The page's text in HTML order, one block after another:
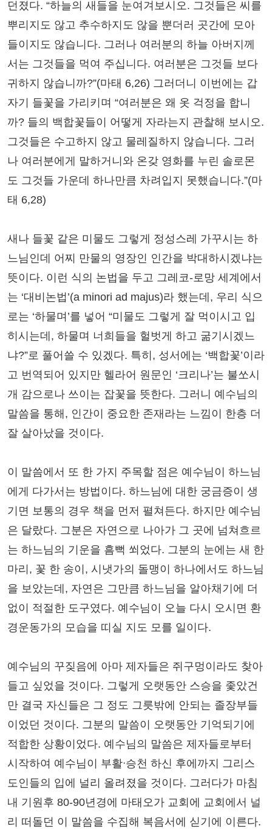
던졌다. “하늘의 새들을 눈여겨보시오. 그것들은 씨를
뿌리지도 않고 추수하지도 않을 뿐더러 곳간에 모아
들이지도 않습니다. 그러나 여러분의 하늘 아버지께
서는 그것들을 먹여 주십니다. 여러분은 그것들 보다
귀하지 않습니까?”(마태 6,26) 그러더니 이번에는 갑
자기 들꽃을 가리키며 “여러분은 왜 옷 걱정을 합니
까? 들의 백합꽃들이 어떻게 자라는지 관찰해 보시오.
그것들은 수고하지 않고 물레질하지 않습니다. 그러
나 여러분에게 말하거니와 온갖 영화를 누린 솔로몬
도 그것들 가운데 하나만큼 차려입지 못했습니다.”(마
태 6,28)
새나 들꽃 같은 미물도 그렇게 정성스레 가꾸시는 하
느님인데 어찌 만물의 영장인 인간을 박대하시겠냐는
뜻이다. 이런 식의 논법을 두고 그레코-로망 세계에서
는 ‘대비논법’(a minori ad majus)라 했는데, 우리 식으
로는 ‘하물며’를 넣어 “미물도 그렇게 잘 먹이시고 입
히시는데, 하물며 너희들을 헐벗게 하고 굶기시겠느
냐?”로 풀어쓸 수 있겠다. 특히, 성서에는 ‘백합꽃’이라
고 번역되어 있지만 헬라어 원문인 ‘크리나’는 불쏘시
개 감으로나 쓰이는 잡꽃을 뜻한다. 그러니 예수님의
말씀을 통해, 인간이 중요한 존재라는 느낌이 한층 더
잘 살아났을 것이다.
이 말씀에서 또 한 가지 주목할 점은 예수님이 하느님
에게 다가서는 방법이다. 하느님에 대한 궁금증이 생
기면 보통의 경우 책을 먼저 펼쳐든다. 하지만 예수님
은 달랐다. 그분은 자연으로 나아가 그 곳에 넘쳐흐르
는 하느님의 기운을 흠뻑 쐬었다. 그분의 눈에는 새 한
마리, 꽃 한 송이, 시냇가의 돌맹이 하나에서도 하느님
을 보았는데, 자연은 그만큼 하느님을 알아채기에 더
없이 적절한 도구였다. 예수님이 오늘 다시 오시면 환
경운동가의 모습을 띠실 지도 모를 일이다.
예수님의 꾸짖음에 아마 제자들은 쥐구멍이라도 찾아
들고 싶었을 것이다. 그렇게 오랫동안 스승을 좇았건
만 결국 자신들은 그 정도 그릇밖에 안되는 졸장부들
이었던 것이다. 그분의 말씀이 오랫동안 기억되기에
적합한 상황이었다. 예수님의 말씀은 제자들로부터
시작하여 예수님이 부활ᐧ승천 하신 후에까지 그리스
도인들의 입에 널리 올려졌을 것이다. 그러다가 마침
내 기원후 80-90년경에 마태오가 교회에 교회에서 널
리 떠돌던 이 말씀을 수집해 복음서에 싣기에 이른다.